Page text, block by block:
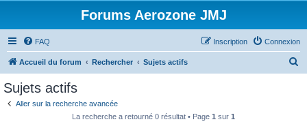
Forums Aerozone JMJ
FAQ Connexion
Inscription
Accueil du forum Rechercher Sujets actifs
Sujets actifs
Aller sur la recherche avancée
La recherche a retourné 0 résultat • Page 1 sur 1